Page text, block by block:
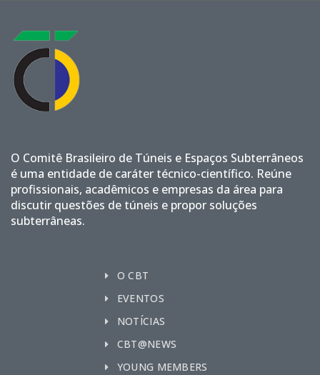
O Comitê Brasileiro de Túneis e Espaços Subterrâneos
é uma entidade de caráter técnico-científico. Reúne
profissionais, acadêmicos e empresas da área para
discutir questões de túneis e propor soluções
subterrâneas.
O CBT
EVENTOS
NOTÍCIAS
CBT@NEWS
YOUNG MEMBERS